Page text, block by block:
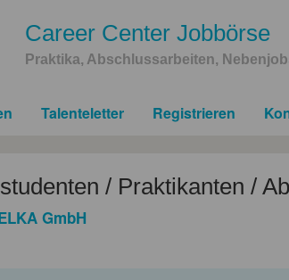
Career Center Jobbörse
Praktika, Abschlussarbeiten,
Talenteletter Registrieren
/ Praktikanten /
GmbH